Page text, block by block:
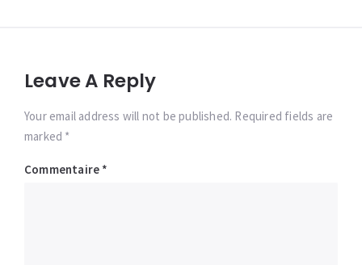
Leave A Reply
Your email address will not be published. Required fields are
marked *
Commentaire *